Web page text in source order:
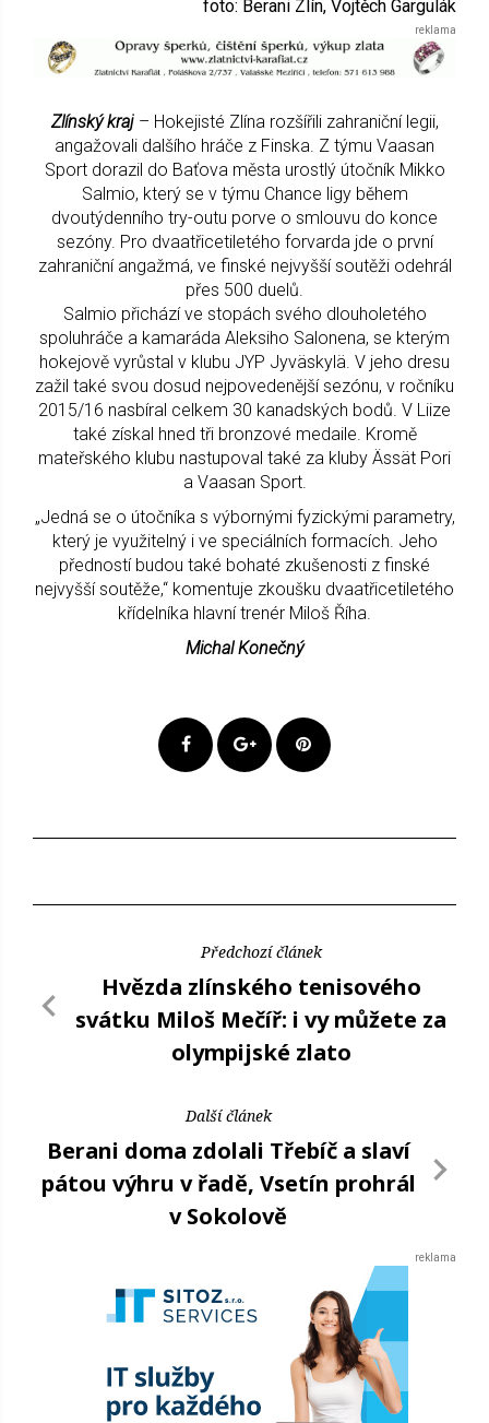
foto: Berani Zlín, Vojtěch Gargulák
Zlínský kraj – Hokejisté Zlína rozšířili zahraniční legii,
angažovali dalšího hráče z Finska. Z týmu Vaasan
Sport dorazil do Baťova města urostlý útočník Mikko
Salmio, který se v týmu Chance ligy během
dvoutýdenního try-outu porve o smlouvu do konce
sezóny. Pro dvaatřicetiletého forvarda jde o první
zahraniční angažmá, ve finské nejvyšší soutěži odehrál
přes 500 duelů.
Salmio přichází ve stopách svého dlouholetého
spoluhráče a kamaráda Aleksiho Salonena, se kterým
hokejově vyrůstal v klubu JYP Jyväskylä. V jeho dresu
zažil také svou dosud nejpovedenější sezónu, v ročníku
2015/16 nasbíral celkem 30 kanadských bodů. V Liize
také získal hned tři bronzové medaile. Kromě
mateřského klubu nastupoval také za kluby Ässät Pori
a Vaasan Sport.
„Jedná se o útočníka s výbornými fyzickými parametry,
který je využitelný i ve speciálních formacích. Jeho
předností budou také bohaté zkušenosti z finské
nejvyšší soutěže,“ komentuje zkoušku dvaatřicetiletého
křídelníka hlavní trenér Miloš Říha.
Michal Konečný
Předchozí článek
Hvězda zlínského tenisového
svátku Miloš Mečíř: i vy můžete za
olympijské zlato
Další článek
Berani doma zdolali Třebíč a slaví
pátou výhru v řadě, Vsetín prohrál
v Sokolově